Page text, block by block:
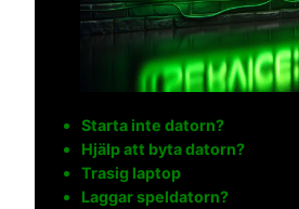
Starta inte datorn?
Hjälp att byta datorn?
Trasig laptop
Laggar speldatorn?